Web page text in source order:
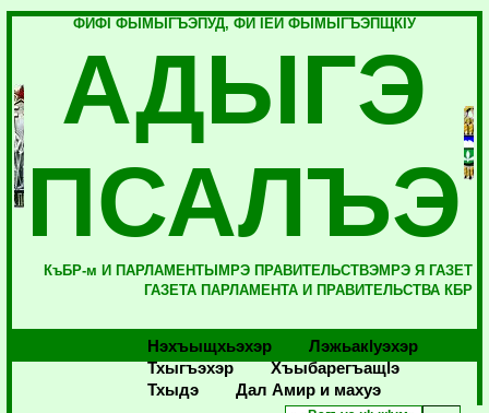
ФИФI ФЫМЫГЪЭПУД, ФИ IЕЙ ФЫМЫГЪЭПЩКIУ
АДЫГЭ
ПСАЛЪЭ
КъБР-м И ПАРЛАМЕНТЫМРЭ ПРАВИТЕЛЬСТВЭМРЭ Я ГАЗЕТ
ГАЗЕТА ПАРЛАМЕНТА И ПРАВИТЕЛЬСТВА КБР
Нэхъыщхьэхэр
Лэжьакlуэхэр
Тхыгъэхэр
Хъыбарегъащlэ
Тхыдэ
Дал Амир и махуэ